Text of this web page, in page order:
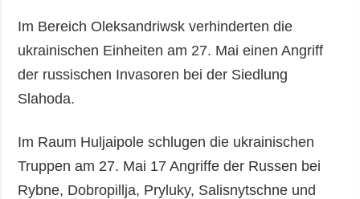
Im Bereich Oleksandriwsk verhinderten die
ukrainischen Einheiten am 27. Mai einen Angriff
der russischen Invasoren bei der Siedlung
Slahoda.
Im Raum Huljaipole schlugen die ukrainischen
Truppen am 27. Mai 17 Angriffe der Russen bei
Rybne, Dobropillja, Pryluky, Salisnytschne und